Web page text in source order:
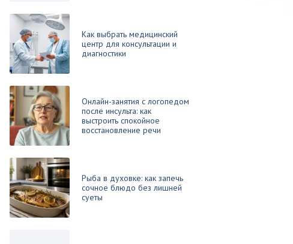
Как выбрать медицинский
центр для консультации и
диагностики
Онлайн-занятия с логопедом
после инсульта: как
выстроить спокойное
восстановление речи
Рыба в духовке: как запечь
сочное блюдо без лишней
суеты